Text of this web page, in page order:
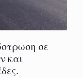
σε
και